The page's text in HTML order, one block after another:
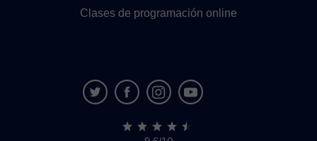
Clases de programación online